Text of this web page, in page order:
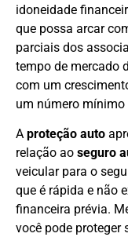
idoneidade
que possa arcar
parciais dos
tempo de mercado
com um
um número mínimo
A proteção auto
relação ao seguro
veicular para o
que é rápida e não
financeira prévia.
você pode proteger